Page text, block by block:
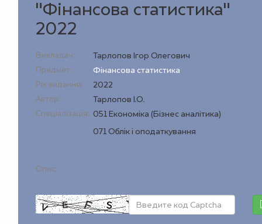
"Фінансова статистика"
2022
Викладач: Тарлопов Ігор Олегович
Предмет: Фінансова статистика
Рік видання: 2022
Автор: Тарлопов І.О.
Спеціалізація: 051 Економіка (Бізнес аналітика)
071 Облік і оподаткування
Опис: